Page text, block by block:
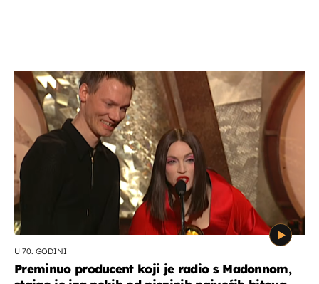
U 70. GODINI
Preminuo producent koji je radio s Madonnom,